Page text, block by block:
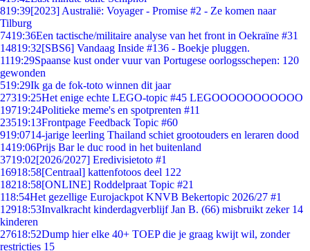
819:39[2023] Australië: Voyager - Promise #2 - Ze komen naar
Tilburg
7419:36Een tactische/militaire analyse van het front in Oekraïne #31
14819:32[SBS6] Vandaag Inside #136 - Boekje pluggen.
1119:29Spaanse kust onder vuur van Portugese oorlogsschepen: 120
gewonden
519:29Ik ga de fok-toto winnen dit jaar
27319:25Het enige echte LEGO-topic #45 LEGOOOOOOOOOOO
19719:24Politieke meme's en spotprenten #11
23519:13Frontpage Feedback Topic #60
919:0714-jarige leerling Thailand schiet grootouders en leraren dood
1419:06Prijs Bar le duc rood in het buitenland
3719:02[2026/2027] Eredivisietoto #1
16918:58[Centraal] kattenfotoos deel 122
18218:58[ONLINE] Roddelpraat Topic #21
118:54Het gezellige Eurojackpot KNVB Bekertopic 2026/27 #1
12918:53Invalkracht kinderdagverblijf Jan B. (66) misbruikt zeker 14
kinderen
27618:52Dump hier elke 40+ TOEP die je graag kwijt wil, zonder
restricties 15